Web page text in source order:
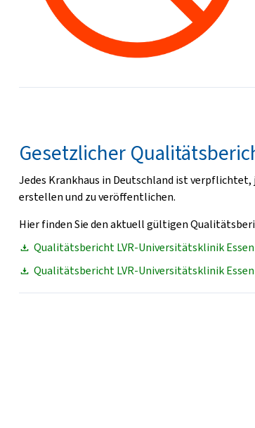
Gesetzlicher
Jedes Krankhaus in Deutschland ist
erstellen und zu veröffentlichen.
Hier finden Sie den aktuell gültigen
Qualitätsbericht LVR-Universitätsklinik Essen
Qualitätsbericht LVR-Universitätsklinik Essen